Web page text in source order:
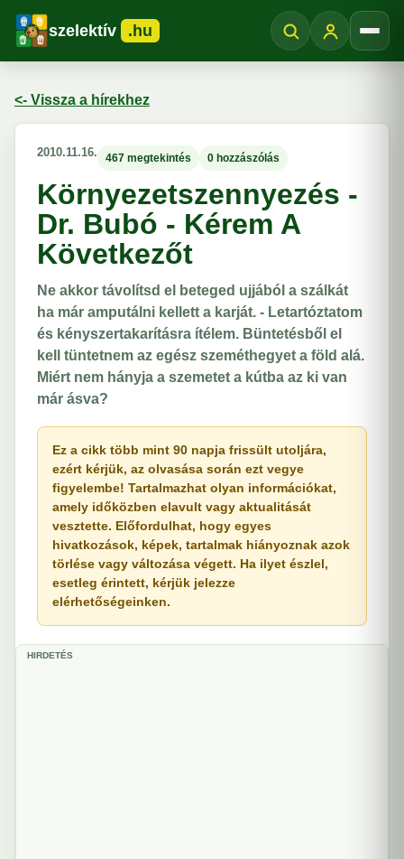
szelektív .hu
<- Vissza a hírekhez
2010.11.16. 467 megtekintés 0 hozzászólás
Környezetszennyezés -
Dr. Bubó - Kérem A
Következőt
Ne akkor távolítsd el beteged ujjából a szálkát
ha már amputálni kellett a karját. - Letartóztatom
és kényszertakarításra ítélem. Büntetésből el
kell tüntetnem az egész szeméthegyet a föld alá.
Miért nem hányja a szemetet a kútba az ki van
már ásva?
Ez a cikk több mint 90 napja frissült utoljára,
ezért kérjük, az olvasása során ezt vegye
figyelembe! Tartalmazhat olyan információkat,
amely időközben elavult vagy aktualitását
vesztette. Előfordulhat, hogy egyes
hivatkozások, képek, tartalmak hiányoznak azok
törlése vagy változása végett. Ha ilyet észlel,
esetleg érintett, kérjük jelezze
elérhetőségeinken.
HIRDETÉS